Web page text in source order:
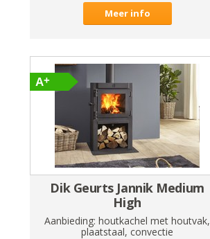
Meer info
Dik Geurts Jannik Medium
High
Aanbieding: houtkachel met houtvak,
plaatstaal, convectie